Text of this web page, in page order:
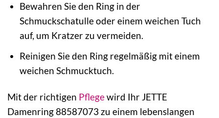
Bewahren Sie den Ring in der
Schmuckschatulle oder einem weichen Tuch
auf, um Kratzer zu vermeiden.
Reinigen Sie den Ring regelmäßig mit einem
weichen Schmucktuch.
Mit der richtigen Pflegewird Ihr JETTE
Damenring 88587073 zu einem lebenslangen